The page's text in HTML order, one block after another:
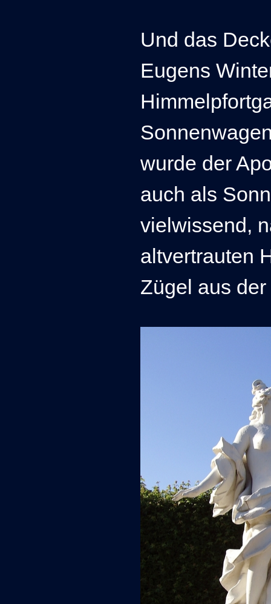
Und das
Eugens
wurde der
auch als
vielwissend,
altvertrauten
Zügel aus